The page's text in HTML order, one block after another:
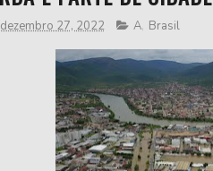
27, 2022 A, Brasil